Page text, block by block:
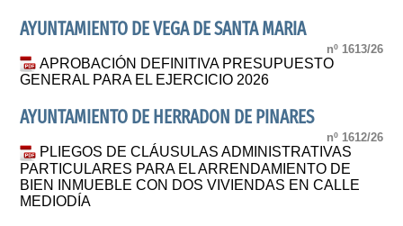
AYUNTAMIENTO DE VEGA DE SANTA MARIA
nº 1613/26
APROBACIÓN DEFINITIVA PRESUPUESTO
GENERAL PARA EL EJERCICIO 2026
AYUNTAMIENTO DE HERRADON DE PINARES
nº 1612/26
PLIEGOS DE CLÁUSULAS ADMINISTRATIVAS
PARTICULARES PARA EL ARRENDAMIENTO DE
BIEN INMUEBLE CON DOS VIVIENDAS EN CALLE
MEDIODÍA